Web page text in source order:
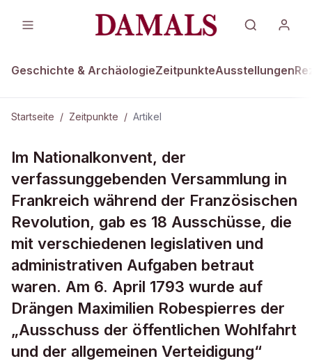
Geschichte & ArchäologieZeitpunkteAusstellungen
Startseite / Zeitpunkte / Artikel
Ausschuss des Schreckens
Im Nationalkonvent, der
verfassunggebenden Versammlung in
Frankreich während der Französischen
Revolution, gab es 18 Ausschüsse, die
mit verschiedenen legislativen und
administrativen Aufgaben betraut
waren. Am 6. April 1793 wurde auf
Drängen Maximilien Robespierres der
„Ausschuss der öffentlichen Wohlfahrt
und der allgemeinen Verteidigung“